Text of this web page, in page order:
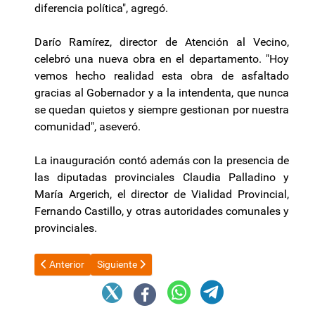
diferencia política", agregó.
Darío Ramírez, director de Atención al Vecino,
celebró una nueva obra en el departamento. "Hoy
vemos hecho realidad esta obra de asfaltado
gracias al Gobernador y a la intendenta, que nunca
se quedan quietos y siempre gestionan por nuestra
comunidad", aseveró.
La inauguración contó además con la presencia de
las diputadas provinciales Claudia Palladino y
María Argerich, el director de Vialidad Provincial,
Fernando Castillo, y otras autoridades comunales y
provinciales.
Artículo anterior: Oposición tiene los votos para rechazar en
Anterior Artículo siguiente: Jalil valoró la inversión
Siguiente